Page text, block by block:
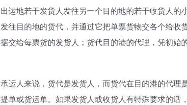
运地若干发货人发往另一个目的地的若干收货人的
往目的地的货代，并通过它把单票货物交各个给收
交给每票货的发货人；货代目的港的代理，凭初始
运人来说，货代是发货人，而货代在目的港的代理
单或货运单。如果发货人或收货人有特殊要求的话，